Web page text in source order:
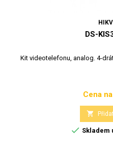
DS-
Kit videotelefonu, analog. 4-
Cena

 Skladem